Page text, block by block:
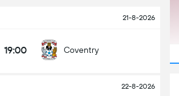
21-8-2026
19:00 Coventry
22-8-2026